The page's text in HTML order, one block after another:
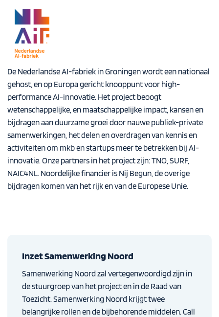
De Nederlandse AI-fabriek in Groningen wordt een nationaal
gehost, en op Europa gericht knooppunt voor high-
performance AI-innovatie. Het project beoogt
wetenschappelijke, en maatschappelijke impact, kansen en
bijdragen aan duurzame groei door nauwe publiek-private
samenwerkingen, het delen en overdragen van kennis en
activiteiten om mkb en startups meer te betrekken bij AI-
innovatie. Onze partners in het project zijn: TNO, SURF,
NAIC4NL. Noordelijke financier is Nij Begun, de overige
bijdragen komen van het rijk en van de Europese Unie.
Inzet Samenwerking Noord
Samenwerking Noord zal vertegenwoordigd zijn in
de stuurgroep van het project en in de Raad van
Toezicht. Samenwerking Noord krijgt twee
belangrijke rollen en de bijbehorende middelen. Call